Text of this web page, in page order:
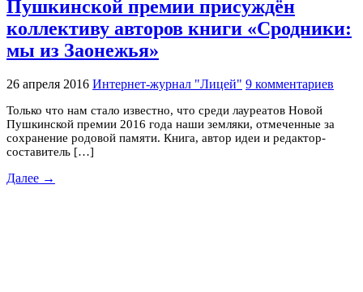
Пушкинской премии присуждён
коллективу авторов книги «Сродники:
мы из Заонежья»
26 апреля 2016 Интернет-журнал "Лицей" 9 комментариев
Только что нам стало известно, что среди лауреатов Новой
Пушкинской премии 2016 года наши земляки, отмеченные за
сохранение родовой памяти. Книга, автор идеи и редактор-
составитель […]
Далее →